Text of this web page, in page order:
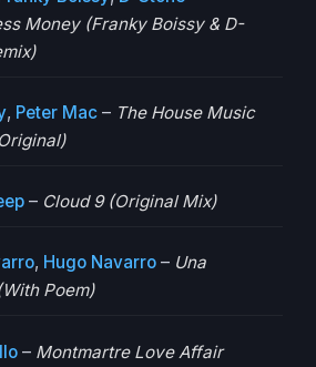
Money (Franky Boissy & D-
, Peter Mac– The House Music
– Cloud 9 (Original Mix)
, Hugo Navarro– Una
Poem)
– Montmartre Love Affair